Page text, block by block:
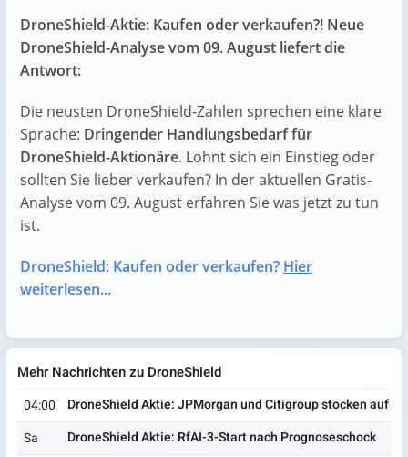
DroneShield-Aktie: Kaufen oder verkaufen?! Neue
DroneShield-Analyse vom 09. August liefert die
Antwort:
Die neusten DroneShield-Zahlen sprechen eine klare
Sprache: Dringender Handlungsbedarf für
DroneShield-Aktionäre. Lohnt sich ein Einstieg oder
sollten Sie lieber verkaufen? In der aktuellen Gratis-
Analyse vom 09. August erfahren Sie was jetzt zu tun
ist.
DroneShield: Kaufen oder verkaufen? Hier
weiterlesen...
Mehr Nachrichten zu DroneShield
04:00
DroneShield Aktie: JPMorgan und Citigroup stocken auf
Sa
DroneShield Aktie: RfAI-3-Start nach Prognoseschock